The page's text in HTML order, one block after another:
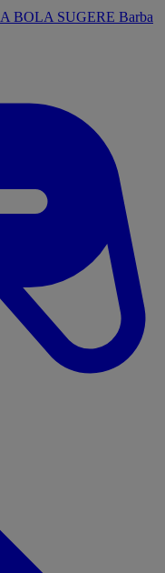
A BOLA SUGERE Barba